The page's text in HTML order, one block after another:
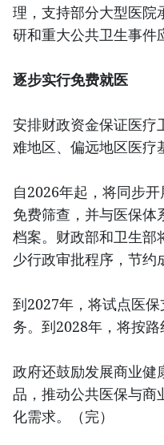
理，支持部分大型医院
研和重大公共卫生事件
逐步实行免费就医
安排财政资金保证医疗
难地区、偏远地区医疗
自2026年起，将同步
免费筛查，并与医保体
档案。财政部和卫生部
少行政审批程序，节约
到2027年，将试点医
务。到2028年，将按路
政府还鼓励发展商业健
品，推动公共医保与商
化需求。（完）